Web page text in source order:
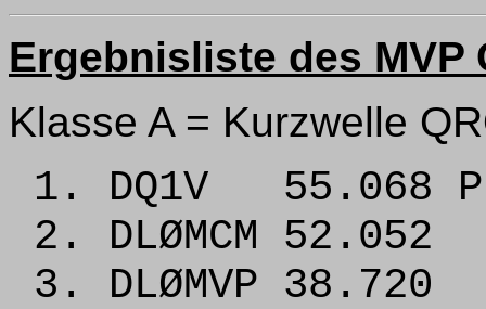
Ergebnisliste des MVP
Klasse A = Kurzwelle
1. DQ1V 55.068
2. DLØMCM 52.052
3. DLØMVP 38.720